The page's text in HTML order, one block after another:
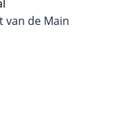
van de Main